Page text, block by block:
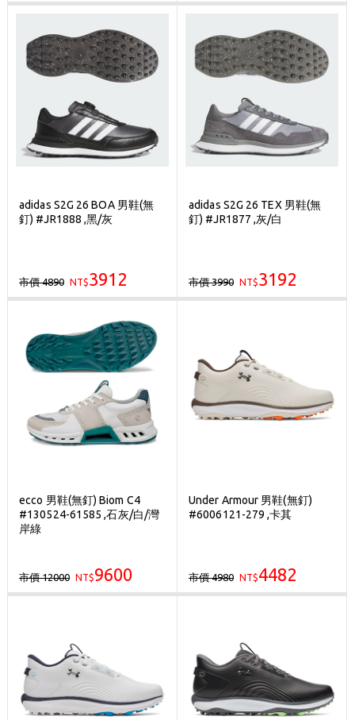
adidas S2G 26 BOA 男鞋(無
釘) #JR1888 ,黑/灰
市價 4890 NT$3912
adidas S2G 26 TEX 男鞋(無
釘) #JR1877 ,灰/白
市價 3990 NT$3192
ecco 男鞋(無釘) Biom C4
#130524-61585 ,石灰/白/灣
岸綠
市價 12000 NT$9600
Under Armour 男鞋(無釘)
#6006121-279 ,卡其
市價 4980 NT$4482